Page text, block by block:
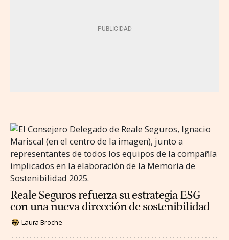
Reale Seguros refuerza su estrategia ESG
con una nueva dirección de sostenibilidad
Laura Broche